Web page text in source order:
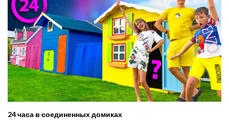
24 часа в соединенных домиках